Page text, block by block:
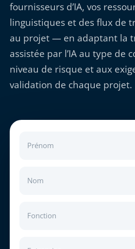
fournisseurs d’IA, vos
linguistiques et des flux de
au projet — en adaptant la
assistée par l’IA au type de
niveau de risque et aux
validation de chaque projet.
Prénom
Nom
Fonction